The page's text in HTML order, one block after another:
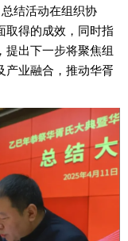
结活动在组织协
取得的成效，同时指
提出下一步将聚焦组
产业融合，推动华胥